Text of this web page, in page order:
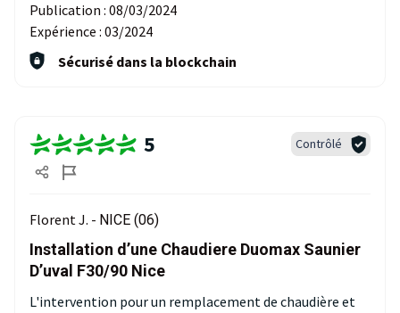
Publication : 08/03/2024
Expérience : 03/2024
Sécurisé dans la blockchain
5 Contrôlé
Florent J. - NICE (06)
Installation d’une Chaudiere Duomax Saunier
D’uval F30/90 Nice
L'intervention pour un remplacement de chaudière et